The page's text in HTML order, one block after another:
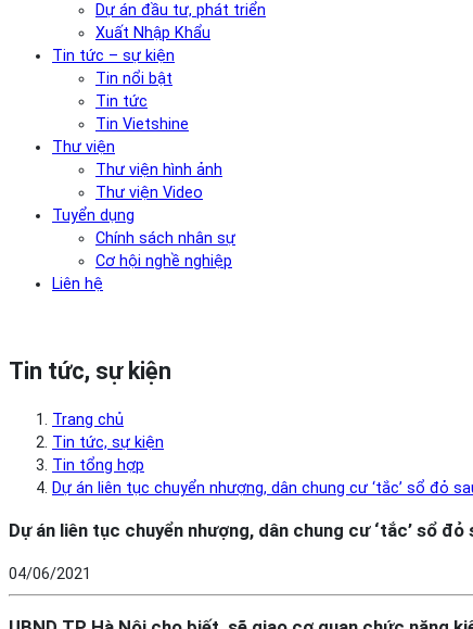
Dự án đầu tư, phát triển
Xuất Nhập Khẩu
Tin tức – sự kiện
Tin nổi bật
Tin tức
Tin Vietshine
Thư viện
Thư viện hình ảnh
Thư viện Video
Tuyển dụng
Chính sách nhân sự
Cơ hội nghề nghiệp
Liên hệ
Tin tức, sự kiện
Trang chủ
Tin tức, sự kiện
Tin tổng hợp
Dự án liên tục chuyển nhượng, dân chung cư ‘tắc’ sổ đỏ
Dự án liên tục chuyển nhượng, dân chung cư ‘tắc’ sổ đỏ
04/06/2021